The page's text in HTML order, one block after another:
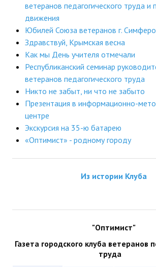
В ПОМОЩЬ УЧИТЕЛЮ
Организация УВП
ГИА
Карта ГИА РК
Советуем прочитать
Готовимся к новому учебному году 2026-
Повышение квалификации
ветеранов педагогического труда и
движения
Юбилей Союза ветеранов г.
Здравствуй, Крымская весна
Как мы День учителя отмечали
Республиканский семинар
ветеранов педагогического труда
Никто не забыт, ни что не забыто
Презентация в информационно-
центре
Экскурсия на 35-ю батарею
«Оптимист» - родному городу
Из истории Клуба
"Оптимист"
Газета городского клуба ветеранов
труда